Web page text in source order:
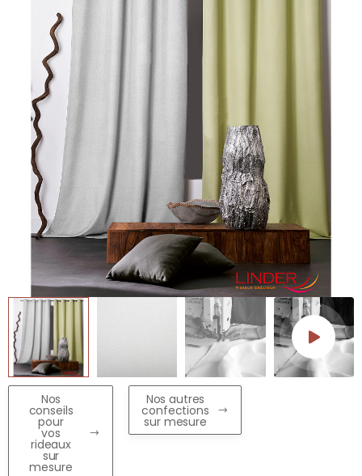
Nos
conseils
pour
vos
rideaux
sur
mesure
Nos autres
confections
sur mesure